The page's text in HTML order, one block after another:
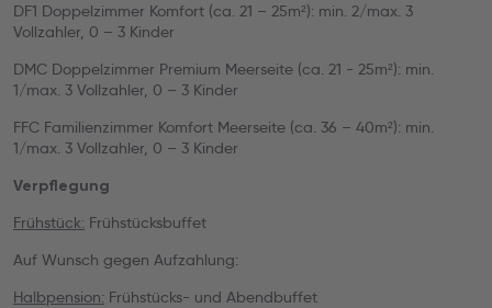
DF1 Doppelzimmer Komfort (ca. 21 – 25m²): min. 2/max. 3
Vollzahler, 0 – 3 Kinder
DMC Doppelzimmer Premium Meerseite (ca. 21 - 25m²): min.
1/max. 3 Vollzahler, 0 – 3 Kinder
FFC Familienzimmer Komfort Meerseite (ca. 36 – 40m²): min.
1/max. 3 Vollzahler, 0 – 3 Kinder
Verpflegung
Frühstück: Frühstücksbuffet
Auf Wunsch gegen Aufzahlung:
Halbpension: Frühstücks- und Abendbuffet